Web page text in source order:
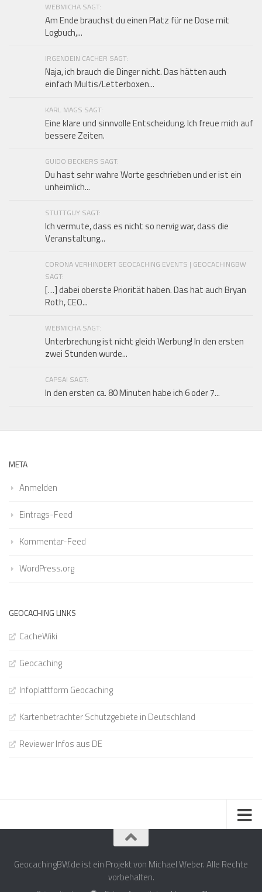
WEBMICHA SAGT:
Am Ende brauchst du einen Platz für ne Dose mit
Logbuch,...
IRGENDEIN CACHER SAGT:
Naja, ich brauch die Dinger nicht. Das hätten auch
einfach Multis/Letterboxen...
KARL MAGS SAGT:
Eine klare und sinnvolle Entscheidung. Ich freue mich auf
bessere Zeiten.
GUIDO BECKERS SAGT:
Du hast sehr wahre Worte geschrieben und er ist ein
unheimlich...
STUTTGUY SAGT:
Ich vermute, dass es nicht so nervig war, dass die
Veranstaltung...
CORONA VERHINDERT GEOCACHING EVENTS | GEOCACHINGBW
SAGT:
[…] dabei oberste Priorität haben. Das hat auch Bryan
Roth, CEO...
WEBMICHA SAGT:
Unterbrechung ist nicht gleich Werbung! In den ersten
zwei Stunden wurde...
CAPSAI SAGT:
In den ersten ca. 80 Minuten habe ich 6 oder 7...
META
Anmelden
Eintrags-Feed
Kommentar-Feed
WordPress.org
GEOCACHING LINKS
CacheWiki
Geocaching
Infoplattform Geocaching
Kartenbetrachter Schutzgebiete in Deutschland
Reviewer Infos aus DE
GeocachingBW.de ist ein Projekt von Michael Weber. Alle Rechte
vorbehalten.